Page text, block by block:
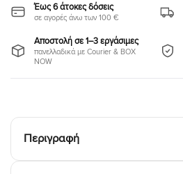
Έως 6 άτοκες δόσεις
σε αγορές άνω των 100 €
Αποστολή σε 1–3 εργάσιμες
πανελλαδικά με Courier & BOX
NOW
Περιγραφή